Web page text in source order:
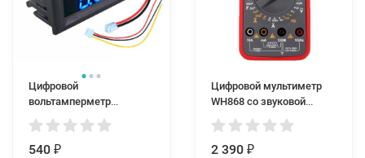
Цифровой
вольтамперметр
(вольтметр + амперметр)
DC 0-100В, 0-10А
540 ₽
Цифровой мультиметр
WH868 со звуковой
прозвонкой функцией
измерения частоты и
температуры
2 390 ₽